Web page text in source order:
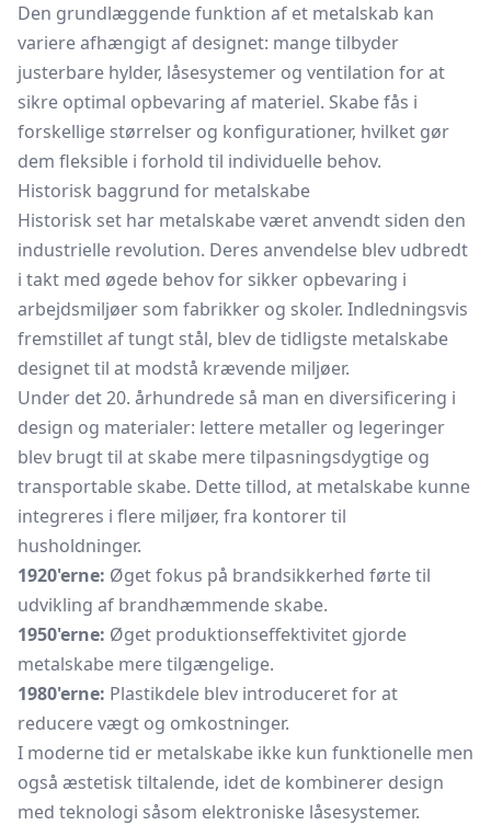
Den grundlæggende funktion af et metalskab kan
variere afhængigt af designet: mange tilbyder
justerbare hylder, låsesystemer og ventilation for at
sikre optimal opbevaring af materiel. Skabe fås i
forskellige størrelser og konfigurationer, hvilket gør
dem fleksible i forhold til individuelle behov.
Historisk baggrund for metalskabe
Historisk set har metalskabe været anvendt siden den
industrielle revolution. Deres anvendelse blev udbredt
i takt med øgede behov for sikker opbevaring i
arbejdsmiljøer som fabrikker og skoler. Indledningsvis
fremstillet af tungt stål, blev de tidligste metalskabe
designet til at modstå krævende miljøer.
Under det 20. århundrede så man en diversificering i
design og materialer: lettere metaller og legeringer
blev brugt til at skabe mere tilpasningsdygtige og
transportable skabe. Dette tillod, at metalskabe kunne
integreres i flere miljøer, fra kontorer til
husholdninger.
1920'erne: Øget fokus på brandsikkerhed førte til
udvikling af brandhæmmende skabe.
1950'erne: Øget produktionseffektivitet gjorde
metalskabe mere tilgængelige.
1980'erne: Plastikdele blev introduceret for at
reducere vægt og omkostninger.
I moderne tid er metalskabe ikke kun funktionelle men
også æstetisk tiltalende, idet de kombinerer design
med teknologi såsom elektroniske låsesystemer.